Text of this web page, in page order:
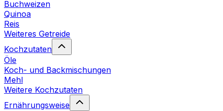
Buchweizen
Quinoa
Reis
Weiteres Getreide
Kochzutaten
Öle
Koch- und Backmischungen
Mehl
Weitere Kochzutaten
Ernährungsweise